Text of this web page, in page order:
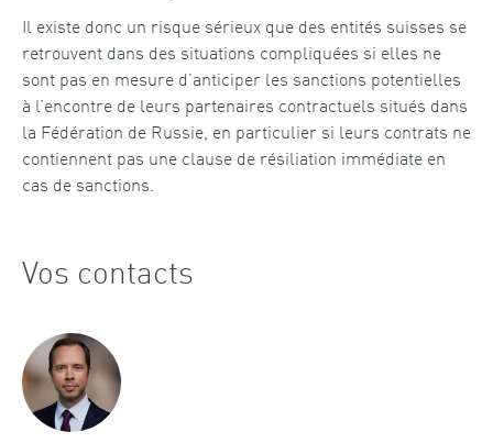
Vos contacts
Il existe donc un risque sérieux que des entités suisses se
retrouvent dans des situations compliquées si elles ne
sont pas en mesure d’anticiper les sanctions potentielles
à l’encontre de leurs partenaires contractuels situés dans
la Fédération de Russie, en particulier si leurs contrats ne
contiennent pas une clause de résiliation immédiate en
cas de sanctions.